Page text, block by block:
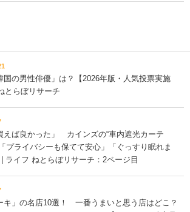
国の男性俳優」は？【2026年版・人気投票実施
とらぼリサーチ
えば良かった」 カインズの“車内遮光カーテ
プライバシーも保てて安心」「ぐっすり眠れま
ライフ ねとらぼリサーチ：2ページ目
キ」の名店10選！ 一番うまいと思う店はどこ？